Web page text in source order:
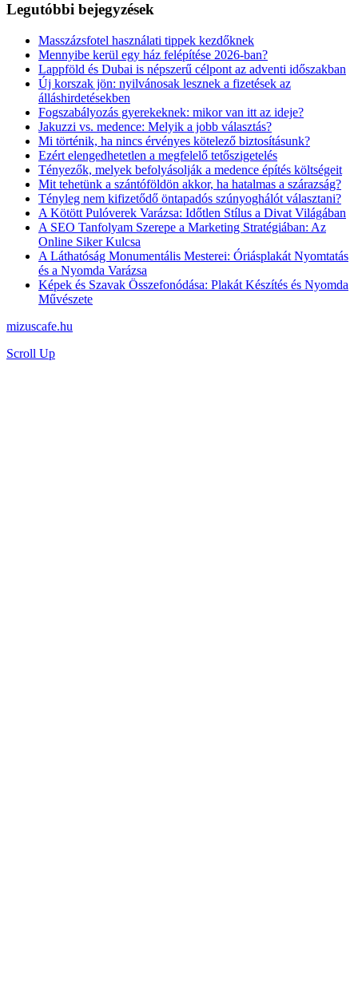
Legutóbbi bejegyzések
Masszázsfotel használati tippek kezdőknek
Mennyibe kerül egy ház felépítése 2026-ban?
Lappföld és Dubai is népszerű célpont az adventi időszakban
Új korszak jön: nyilvánosak lesznek a fizetések az
álláshirdetésekben
Fogszabályozás gyerekeknek: mikor van itt az ideje?
Jakuzzi vs. medence: Melyik a jobb választás?
Mi történik, ha nincs érvényes kötelező biztosításunk?
Ezért elengedhetetlen a megfelelő tetőszigetelés
Tényezők, melyek befolyásolják a medence építés költségeit
Mit tehetünk a szántóföldön akkor, ha hatalmas a szárazság?
Tényleg nem kifizetődő öntapadós szúnyoghálót választani?
A Kötött Pulóverek Varázsa: Időtlen Stílus a Divat Világában
A SEO Tanfolyam Szerepe a Marketing Stratégiában: Az
Online Siker Kulcsa
A Láthatóság Monumentális Mesterei: Óriásplakát Nyomtatás
és a Nyomda Varázsa
Képek és Szavak Összefonódása: Plakát Készítés és Nyomda
Művészete
mizuscafe.hu
Scroll Up